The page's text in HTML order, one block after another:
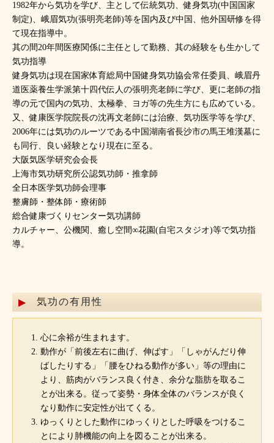
1982年から気功を学び、主として伝統気功、健身気功(中国国家
制定)、峨眉気功(張明亮老師)等を国内及び中国、他外国研修を得
て現在指導中。
其の間20年間医療関係に主任として勤務、其の経験をも生かして
気功指導
健身気功は現在国家体育総局中国健身気功協会常任委員、峨眉丹
道医薬養生学派第十四代伝人の張明亮老師に学び、更に老師の指
導の元で国内の気功、太極拳、ヨガ等の先生方にも広めている。
又、健康医学院院長の沈再文老師には治療、気功医学等を学び、
2006年には気功のルーツである中国湖南省長沙市の馬王堆漢墓に
も同行、良い経験となり現在に至る。
大阪気医学研究会会長
上海市気功研究所公認気功師・推拿師
全日本医学気功師会理事
整膚師・整体師・療術師
総合健康づくりセンター気功講師
カルチャー、公機関、癒し空間∞花園(自宅スタジオ)等で気功指
導。
気功の有用性
心に余裕が生まれます。
動作が「前後左右に曲げ、伸ばす」「しゃがんだり伸
ばしたりする」「腰をひねる動作が多い」等の理由に
より、筋肉がバランス良く付き、余分な脂肪を取るこ
とが出来る。従って姿勢・身体全体のバランスが良く
なり動作に安定性が出てくる。
ゆっくりとした動作にゆっくりとした呼吸をつけるこ
とにより肺機能の向上を図ることが出来る。